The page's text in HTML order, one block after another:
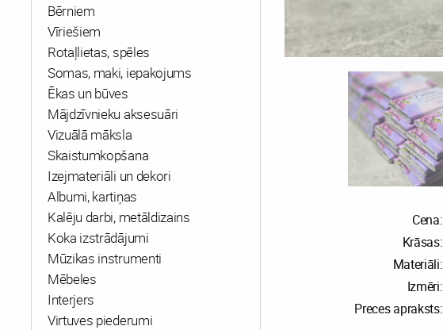
Bērniem
Vīriešiem
Rotaļlietas, spēles
Somas, maki, iepakojums
Ēkas un būves
Mājdzīvnieku aksesuāri
Vizuālā māksla
Skaistumkopšana
Izejmateriāli un dekori
Albumi, kartiņas
Kalēju darbi, metāldizains
Koka izstrādājumi
Mūzikas instrumenti
Mēbeles
Interjers
Virtuves piederumi
Cena:
Krāsas:
Materiāli:
Izmēri:
Preces apraksts: